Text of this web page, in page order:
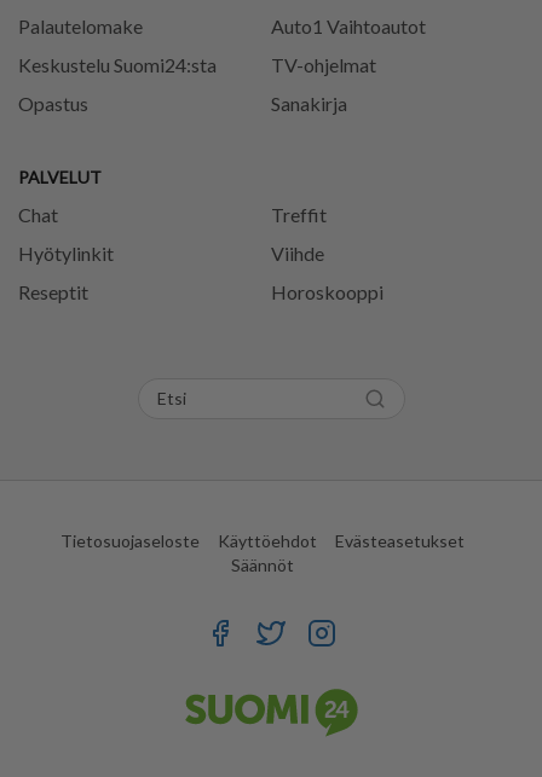
Palautelomake
Keskustelu Suomi24:sta
Opastus
PALVELUT
Chat
Treffit
Hyötylinkit
Viihde
Reseptit
Horoskooppi
Auto1 Vaihtoautot
TV-ohjelmat
Sanakirja
Tietosuojaseloste Käyttöehdot
Evästeasetukset
Säännöt